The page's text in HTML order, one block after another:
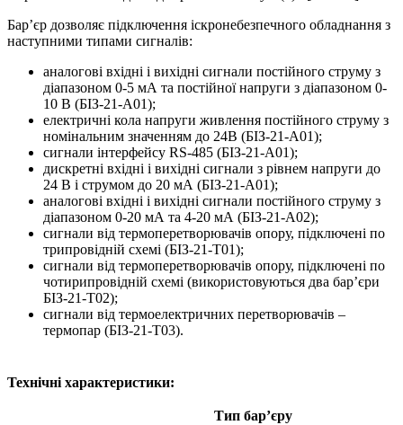
Бар’єр дозволяє підключення іскронебезпечного обладнання з
наступними типами сигналів:
аналогові вхідні і вихідні сигнали постійного струму з
діапазоном 0-5 мА та постійної напруги з діапазоном 0-
10 В (БІЗ-21-А01);
електричні кола напруги живлення постійного струму з
номінальним значенням до 24В (БІЗ-21-А01);
сигнали інтерфейсу RS-485 (БІЗ-21-А01);
дискретні вхідні і вихідні сигнали з рівнем напруги до
24 В і струмом до 20 мА (БІЗ-21-А01);
аналогові вхідні і вихідні сигнали постійного струму з
діапазоном 0-20 мА та 4-20 мА (БІЗ-21-А02);
сигнали від термоперетворювачів опору, підключені по
трипровідній схемі (БІЗ-21-Т01);
сигнали від термоперетворювачів опору, підключені по
чотирипровідній схемі (використовуються два бар’єри
БІЗ-21-Т02);
сигнали від термоелектричних перетворювачів –
термопар (БІЗ-21-Т03).
Технічні характеристики:
Тип бар’єру